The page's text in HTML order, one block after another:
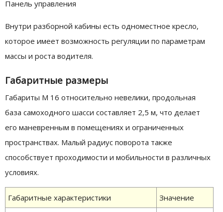
Панель управления
Внутри разборной кабины есть одноместное кресло,
которое имеет возможность регуляции по параметрам
массы и роста водителя.
Габаритные размеры
Габариты М 16 относительно невелики, продольная
база самоходного шасси составляет 2,5 м, что делает
его маневренным в помещениях и ограниченных
пространствах. Малый радиус поворота также
способствует проходимости и мобильности в различных
условиях.
Габаритные характеристики Значение